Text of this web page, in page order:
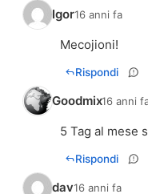
Igor16 anni fa
Mecojioni!
Rispondi
Goodmix16 anni
5 Tag al mese
Rispondi
dav16 anni fa